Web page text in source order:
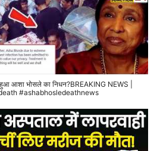
आशा भोसले का निधन?BREAKING NEWS |
#ashabhosledeathnews